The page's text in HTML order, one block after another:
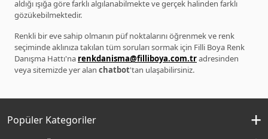
aldığı ışığa göre farklı algılanabilmekte ve gerçek halinden farklı
gözükebilmektedir.
Renkli bir eve sahip olmanın püf noktalarını öğrenmek ve renk
seçiminde aklınıza takılan tüm soruları sormak için Filli Boya Renk
Danışma Hattı'na renkdanisma@filliboya.com.tradresinden
veya sitemizde yer alan chatbot'tan ulaşabilirsiniz.
Popüler Kategoriler